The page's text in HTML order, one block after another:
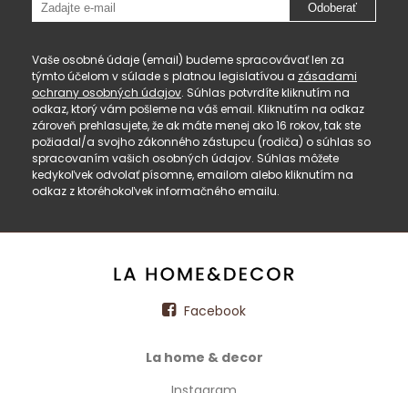
Odoberať
Vaše osobné údaje (email) budeme spracovávať len za
týmto účelom v súlade s platnou legislatívou a zásadami
ochrany osobných údajov. Súhlas potvrdíte kliknutím na
odkaz, ktorý vám pošleme na váš email. Kliknutím na odkaz
zároveň prehlasujete, že ak máte menej ako 16 rokov, tak ste
požiadal/a svojho zákonného zástupcu (rodiča) o súhlas so
spracovaním vašich osobných údajov. Súhlas môžete
kedykoľvek odvolať písomne, emailom alebo kliknutím na
odkaz z ktoréhokoľvek informačného emailu.
Facebook
La home & decor